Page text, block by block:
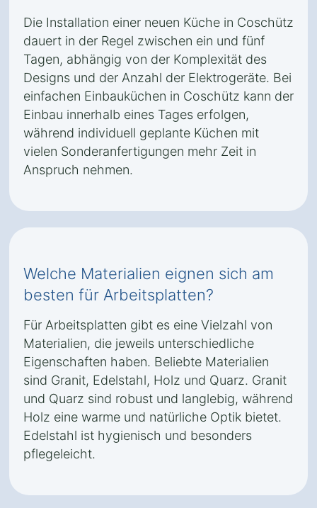
Die Installation einer neuen Küche in Coschütz
dauert in der Regel zwischen ein und fünf
Tagen, abhängig von der Komplexität des
Designs und der Anzahl der Elektrogeräte. Bei
einfachen Einbauküchen in Coschütz kann der
Einbau innerhalb eines Tages erfolgen,
während individuell geplante Küchen mit
vielen Sonderanfertigungen mehr Zeit in
Anspruch nehmen.
Welche Materialien eignen sich am
besten für Arbeitsplatten?
Für Arbeitsplatten gibt es eine Vielzahl von
Materialien, die jeweils unterschiedliche
Eigenschaften haben. Beliebte Materialien
sind Granit, Edelstahl, Holz und Quarz. Granit
und Quarz sind robust und langlebig, während
Holz eine warme und natürliche Optik bietet.
Edelstahl ist hygienisch und besonders
pflegeleicht.